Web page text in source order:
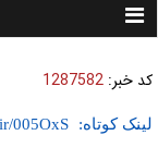
Toggle
کد خبر: 1287582
لینک کوتاه: